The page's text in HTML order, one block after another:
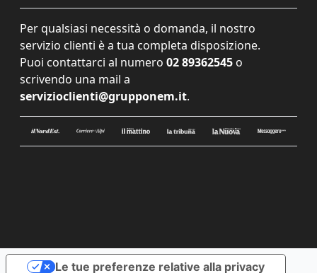
Per qualsiasi necessità o domanda, il nostro
servizio clienti è a tua completa disposizione.
Puoi contattarci al numero 02 89362545 o
scrivendo una mail a
servizioclienti@grupponem.it.
Le tue preferenze relative alla privacy